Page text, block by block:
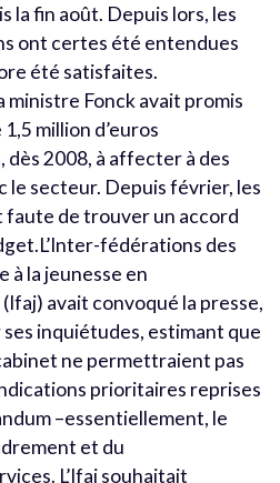
la fin août. Depuis lors, les
ont certes été entendues
été satisfaites.
ministre Fonck avait promis
million d’euros
dès 2008, à affecter à des
le secteur. Depuis février, les
de trouver un accord
fédérations des
à la jeunesse en
avait convoqué la presse,
inquiétudes, estimant que
ne permettraient pas
prioritaires reprises
–essentiellement, le
et du
L’Ifaj souhaitait